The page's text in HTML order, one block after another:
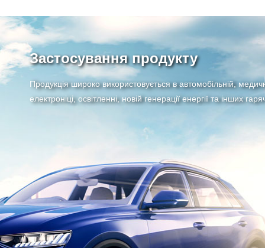
Застосування продукту
Продукція широко використовується в автомобільній,
електроніці, освітленні, новій генерації енергії та інших